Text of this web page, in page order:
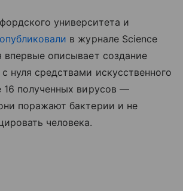
университета и
опубликовали в журнале Science
впервые описывает создание
нуля средствами искусственного
16 полученных вирусов —
поражают бактерии и не
человека.